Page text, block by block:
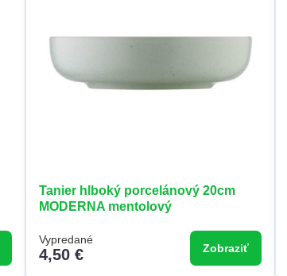
Tanier hlboký porcelánový 20cm
MODERNA mentolový
Vypredané
4,50 € Zobraziť